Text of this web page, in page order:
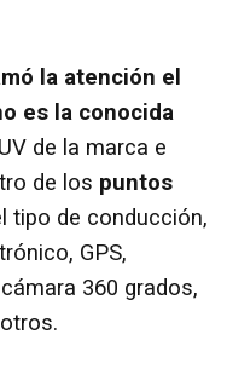
la atención el
es la conocida
de la marca e
de los puntos
tipo de conducción,
GPS,
360 grados,